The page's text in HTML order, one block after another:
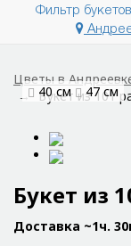
Фильтр букетов
Цветы в
Букет из 101
40 см 47 см
Букет из
Доставка ~1ч.